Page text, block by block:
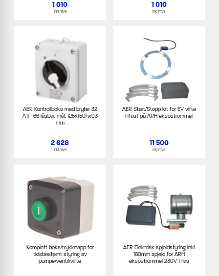
1 010
inkl mva
1 010
inkl mva
AER Kontrollboks med bryter 32
A IP 66 låsbar, mål: 125x150hx93
mm
2 628
inkl mva
AER Start/Stopp kit for EV vifte
(1fas) på ARH eksostrommel
11 500
inkl mva
Komplett boks/trykknapp for
tidsbestemt styring av
pumpe/ventil/vifte
AER Elektrisk spjeldstyring inkl
160mm spjeld for ARH
eksostrommel 230V 1 fas